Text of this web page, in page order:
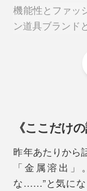
そんな、心配や
のチタンセラミ
純度チタンを
フタを閉めてボ
ンクホルダーに
※直径は450mlと同じで
機能性とファッ
ン道具ブランド
このボトルの
《ここだけ
昨年あたりから
「金属溶出
な……”と気にな